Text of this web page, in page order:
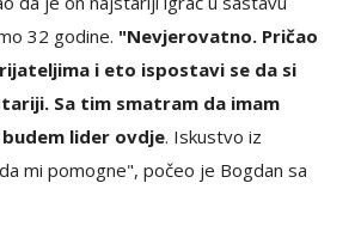
32 godine. "Nevjerovatno. Pričao
i eto ispostavi se da si
Sa tim smatram da imam
lider ovdje. Iskustvo iz
mi pomogne", počeo je Bogdan sa